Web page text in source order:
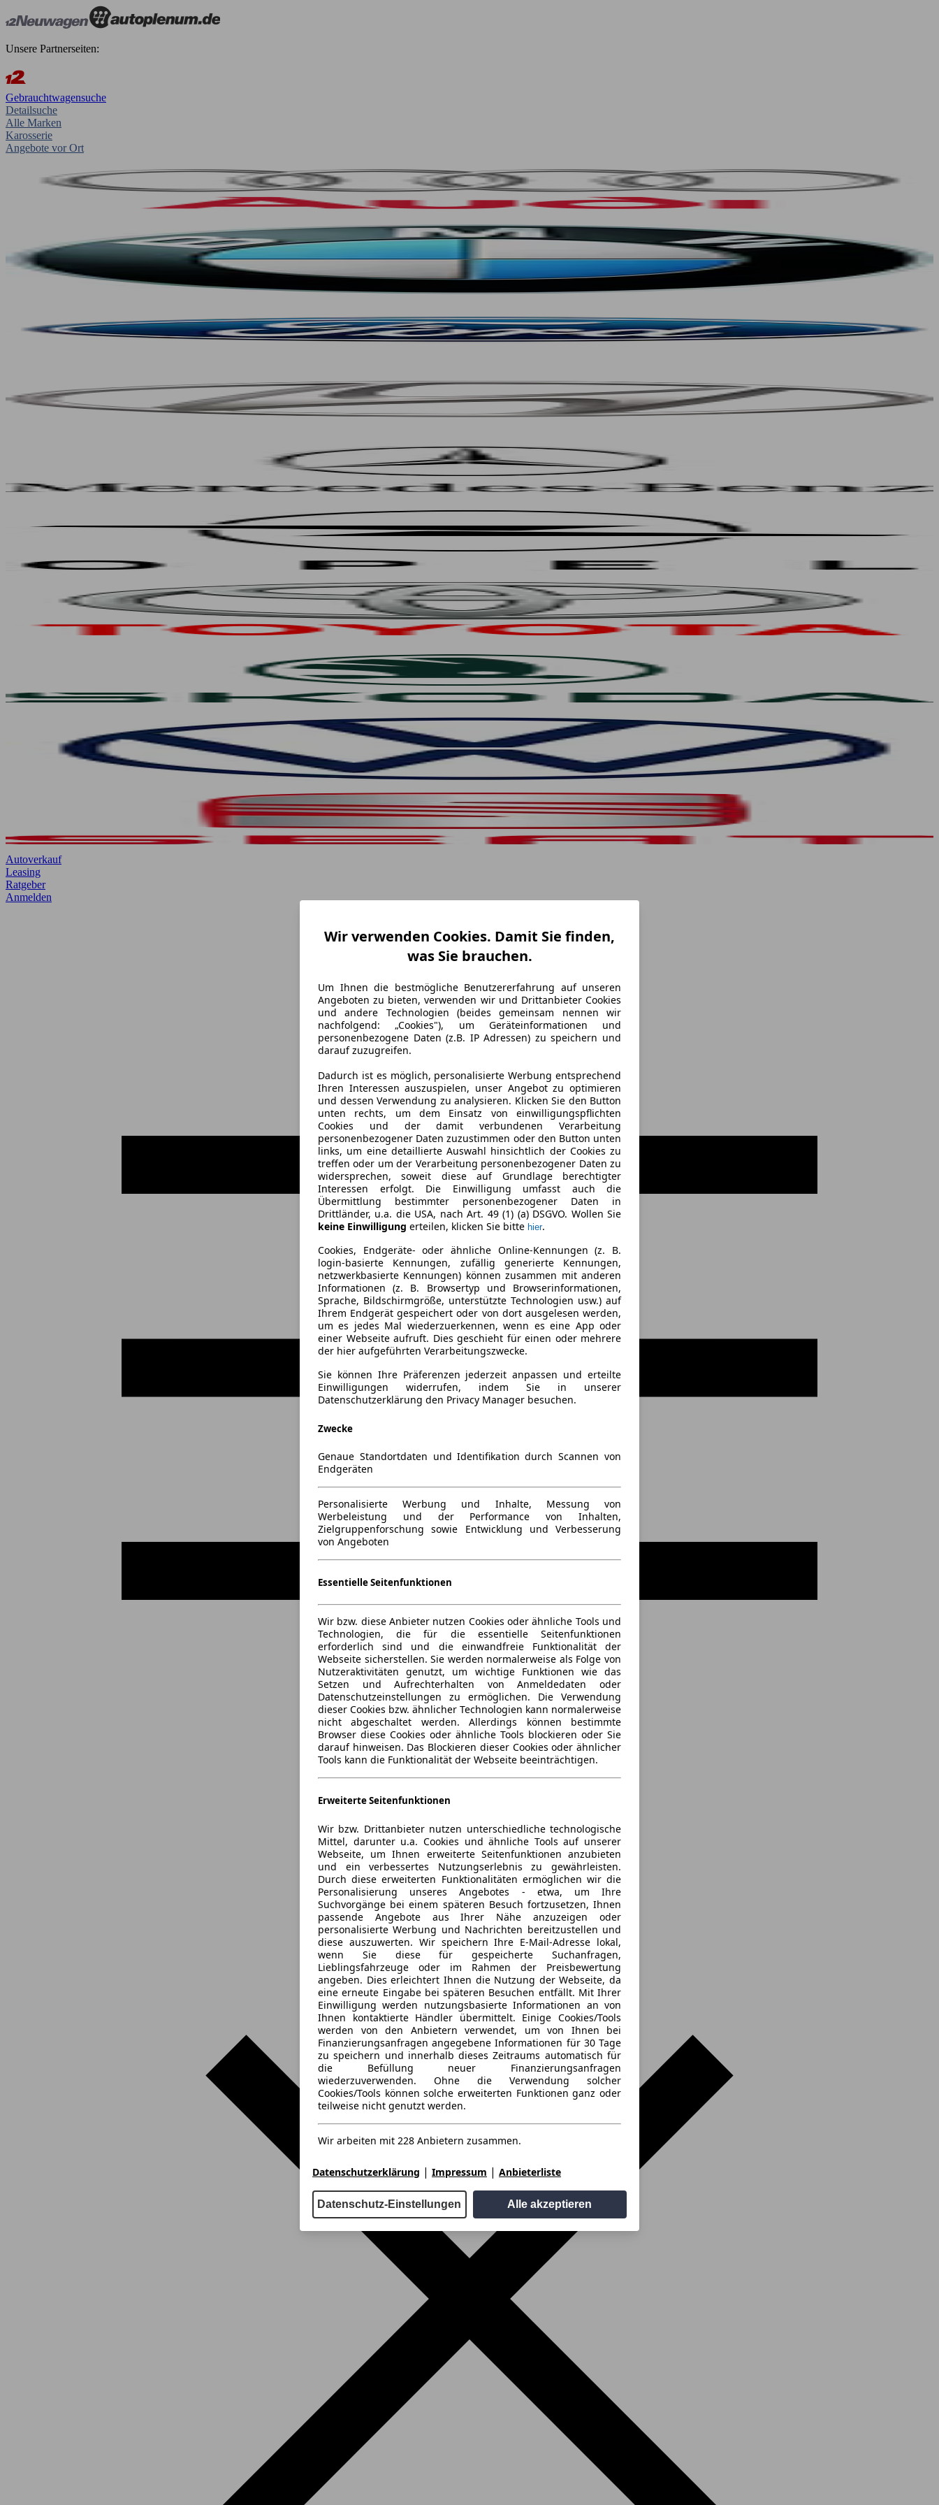
Unsere Partnerseiten:
Gebrauchtwagensuche
Detailsuche
Alle Marken
Karosserie
Angebote vor Ort
Autoverkauf
Leasing
Ratgeber
Anmelden
Wir verwenden Cookies. Damit Sie finden,
was Sie brauchen.
Um Ihnen die bestmögliche Benutzererfahrung auf unseren
Angeboten zu bieten, verwenden wir und Drittanbieter Cookies
und andere Technologien (beides gemeinsam nennen wir
nachfolgend: „Cookies"), um Geräteinformationen und
personenbezogene Daten (z.B. IP Adressen) zu speichern und
darauf zuzugreifen.
Dadurch ist es möglich, personalisierte Werbung entsprechend
Ihren Interessen auszuspielen, unser Angebot zu optimieren
und dessen Verwendung zu analysieren. Klicken Sie den Button
unten rechts, um dem Einsatz von einwilligungspflichten
Cookies und der damit verbundenen Verarbeitung
personenbezogener Daten zuzustimmen oder den Button unten
links, um eine detaillierte Auswahl hinsichtlich der Cookies zu
treffen oder um der Verarbeitung personenbezogener Daten zu
widersprechen, soweit diese auf Grundlage berechtigter
Interessen erfolgt. Die Einwilligung umfasst auch die
Übermittlung bestimmter personenbezogener Daten in
Drittländer, u.a. die USA, nach Art. 49 (1) (a) DSGVO. Wollen Sie
keine Einwilligung erteilen, klicken Sie bitte hier.
Cookies, Endgeräte- oder ähnliche Online-Kennungen (z. B.
login-basierte Kennungen, zufällig generierte Kennungen,
netzwerkbasierte Kennungen) können zusammen mit anderen
Informationen (z. B. Browsertyp und Browserinformationen,
Sprache, Bildschirmgröße, unterstützte Technologien usw.) auf
Ihrem Endgerät gespeichert oder von dort ausgelesen werden,
um es jedes Mal wiederzuerkennen, wenn es eine App oder
einer Webseite aufruft. Dies geschieht für einen oder mehrere
der hier aufgeführten Verarbeitungszwecke.
Sie können Ihre Präferenzen jederzeit anpassen und erteilte
Einwilligungen widerrufen, indem Sie in unserer
Datenschutzerklärung den Privacy Manager besuchen.
Zwecke
Genaue Standortdaten und Identifikation durch Scannen von
Endgeräten
Personalisierte Werbung und Inhalte, Messung von
Werbeleistung und der Performance von Inhalten,
Zielgruppenforschung sowie Entwicklung und Verbesserung
von Angeboten
Essentielle Seitenfunktionen
Wir bzw. diese Anbieter nutzen Cookies oder ähnliche Tools und
Technologien, die für die essentielle Seitenfunktionen
erforderlich sind und die einwandfreie Funktionalität der
Webseite sicherstellen. Sie werden normalerweise als Folge von
Nutzeraktivitäten genutzt, um wichtige Funktionen wie das
Setzen und Aufrechterhalten von Anmeldedaten oder
Datenschutzeinstellungen zu ermöglichen. Die Verwendung
dieser Cookies bzw. ähnlicher Technologien kann normalerweise
nicht abgeschaltet werden. Allerdings können bestimmte
Browser diese Cookies oder ähnliche Tools blockieren oder Sie
darauf hinweisen. Das Blockieren dieser Cookies oder ähnlicher
Tools kann die Funktionalität der Webseite beeinträchtigen.
Erweiterte Seitenfunktionen
Wir bzw. Drittanbieter nutzen unterschiedliche technologische
Mittel, darunter u.a. Cookies und ähnliche Tools auf unserer
Webseite, um Ihnen erweiterte Seitenfunktionen anzubieten
und ein verbessertes Nutzungserlebnis zu gewährleisten.
Durch diese erweiterten Funktionalitäten ermöglichen wir die
Personalisierung unseres Angebotes - etwa, um Ihre
Suchvorgänge bei einem späteren Besuch fortzusetzen, Ihnen
passende Angebote aus Ihrer Nähe anzuzeigen oder
personalisierte Werbung und Nachrichten bereitzustellen und
diese auszuwerten. Wir speichern Ihre E-Mail-Adresse lokal,
wenn Sie diese für gespeicherte Suchanfragen,
Lieblingsfahrzeuge oder im Rahmen der Preisbewertung
angeben. Dies erleichtert Ihnen die Nutzung der Webseite, da
eine erneute Eingabe bei späteren Besuchen entfällt. Mit Ihrer
Einwilligung werden nutzungsbasierte Informationen an von
Ihnen kontaktierte Händler übermittelt. Einige Cookies/Tools
werden von den Anbietern verwendet, um von Ihnen bei
Finanzierungsanfragen angegebene Informationen für 30 Tage
zu speichern und innerhalb dieses Zeitraums automatisch für
die Befüllung neuer Finanzierungsanfragen
wiederzuverwenden. Ohne die Verwendung solcher
Cookies/Tools können solche erweiterten Funktionen ganz oder
teilweise nicht genutzt werden.
Wir arbeiten mit 228 Anbietern zusammen.
Datenschutzerklärung | Impressum | Anbieterliste
Datenschutz-Einstellungen Alle akzeptieren